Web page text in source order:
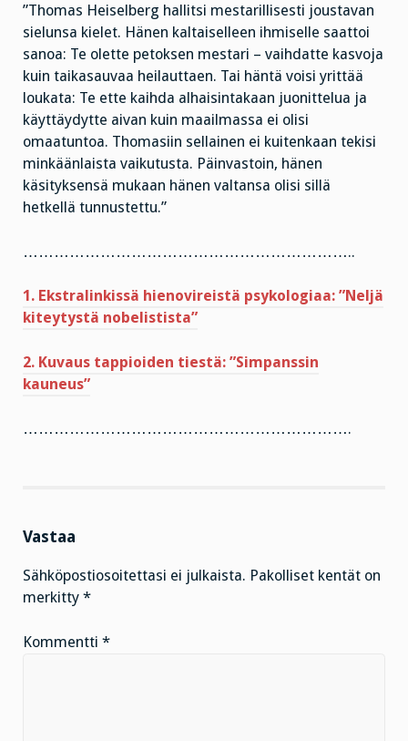
”Thomas Heiselberg hallitsi mestarillisesti joustavan
sielunsa kielet. Hänen kaltaiselleen ihmiselle saattoi
sanoa: Te olette petoksen mestari – vaihdatte kasvoja
kuin taikasauvaa heilauttaen. Tai häntä voisi yrittää
loukata: Te ette kaihda alhaisintakaan juonittelua ja
käyttäydytte aivan kuin maailmassa ei olisi
omaatuntoa. Thomasiin sellainen ei kuitenkaan tekisi
minkäänlaista vaikutusta. Päinvastoin, hänen
käsityksensä mukaan hänen valtansa olisi sillä
hetkellä tunnustettu.”
………………………………………………………..
1. Ekstralinkissä hienovireistä psykologiaa: ”Neljä
kiteytystä nobelistista”
2. Kuvaus tappioiden tiestä: ”Simpanssin
kauneus”
……………………………………………………….
Vastaa
Sähköpostiosoitettasi ei julkaista. Pakolliset kentät on
merkitty *
Kommentti *